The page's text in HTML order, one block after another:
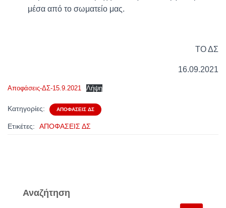
μέσα από το σωματείο μας.
ΤΟ ΔΣ
16.09.2021
Αποφάσεις-ΔΣ-15.9.2021 Λήψη
Κατηγορίες: ΑΠΟΦΆΣΕΙΣ ΔΣ
Ετικέτες: ΑΠΟΦΑΣΕΙΣ ΔΣ
Αναζήτηση